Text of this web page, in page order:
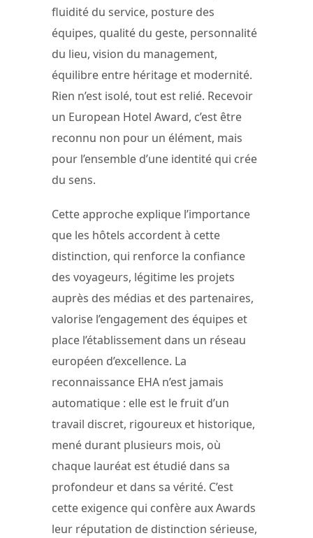
fluidité du service, posture des
équipes, qualité du geste, personnalité
du lieu, vision du management,
équilibre entre héritage et modernité.
Rien n’est isolé, tout est relié. Recevoir
un European Hotel Award, c’est être
reconnu non pour un élément, mais
pour l’ensemble d’une identité qui crée
du sens.
Cette approche explique l’importance
que les hôtels accordent à cette
distinction, qui renforce la confiance
des voyageurs, légitime les projets
auprès des médias et des partenaires,
valorise l’engagement des équipes et
place l’établissement dans un réseau
européen d’excellence. La
reconnaissance EHA n’est jamais
automatique : elle est le fruit d’un
travail discret, rigoureux et historique,
mené durant plusieurs mois, où
chaque lauréat est étudié dans sa
profondeur et dans sa vérité. C’est
cette exigence qui confère aux Awards
leur réputation de distinction sérieuse,